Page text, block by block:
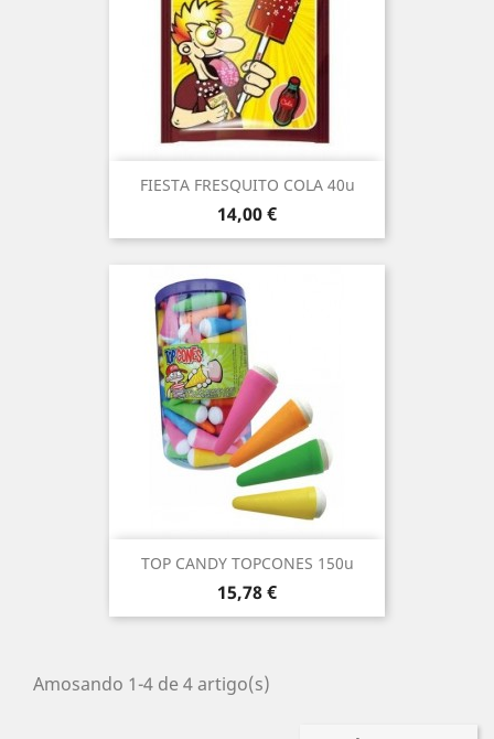
FIESTA FRESQUITO COLA 40u
Prezo
14,00 €
TOP CANDY TOPCONES 150u
Prezo
15,78 €
Amosando 1-4 de 4 artigo(s)